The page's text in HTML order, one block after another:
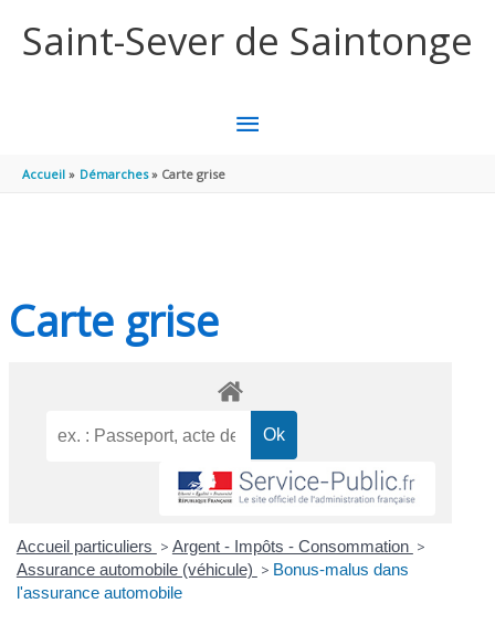
Saint-Sever de Saintonge
MENU
Accueil Démarches Carte grise
Carte grise
Accueil particuliers > Argent - Impôts - Consommation >
Assurance automobile (véhicule) > Bonus-malus dans
l'assurance automobile